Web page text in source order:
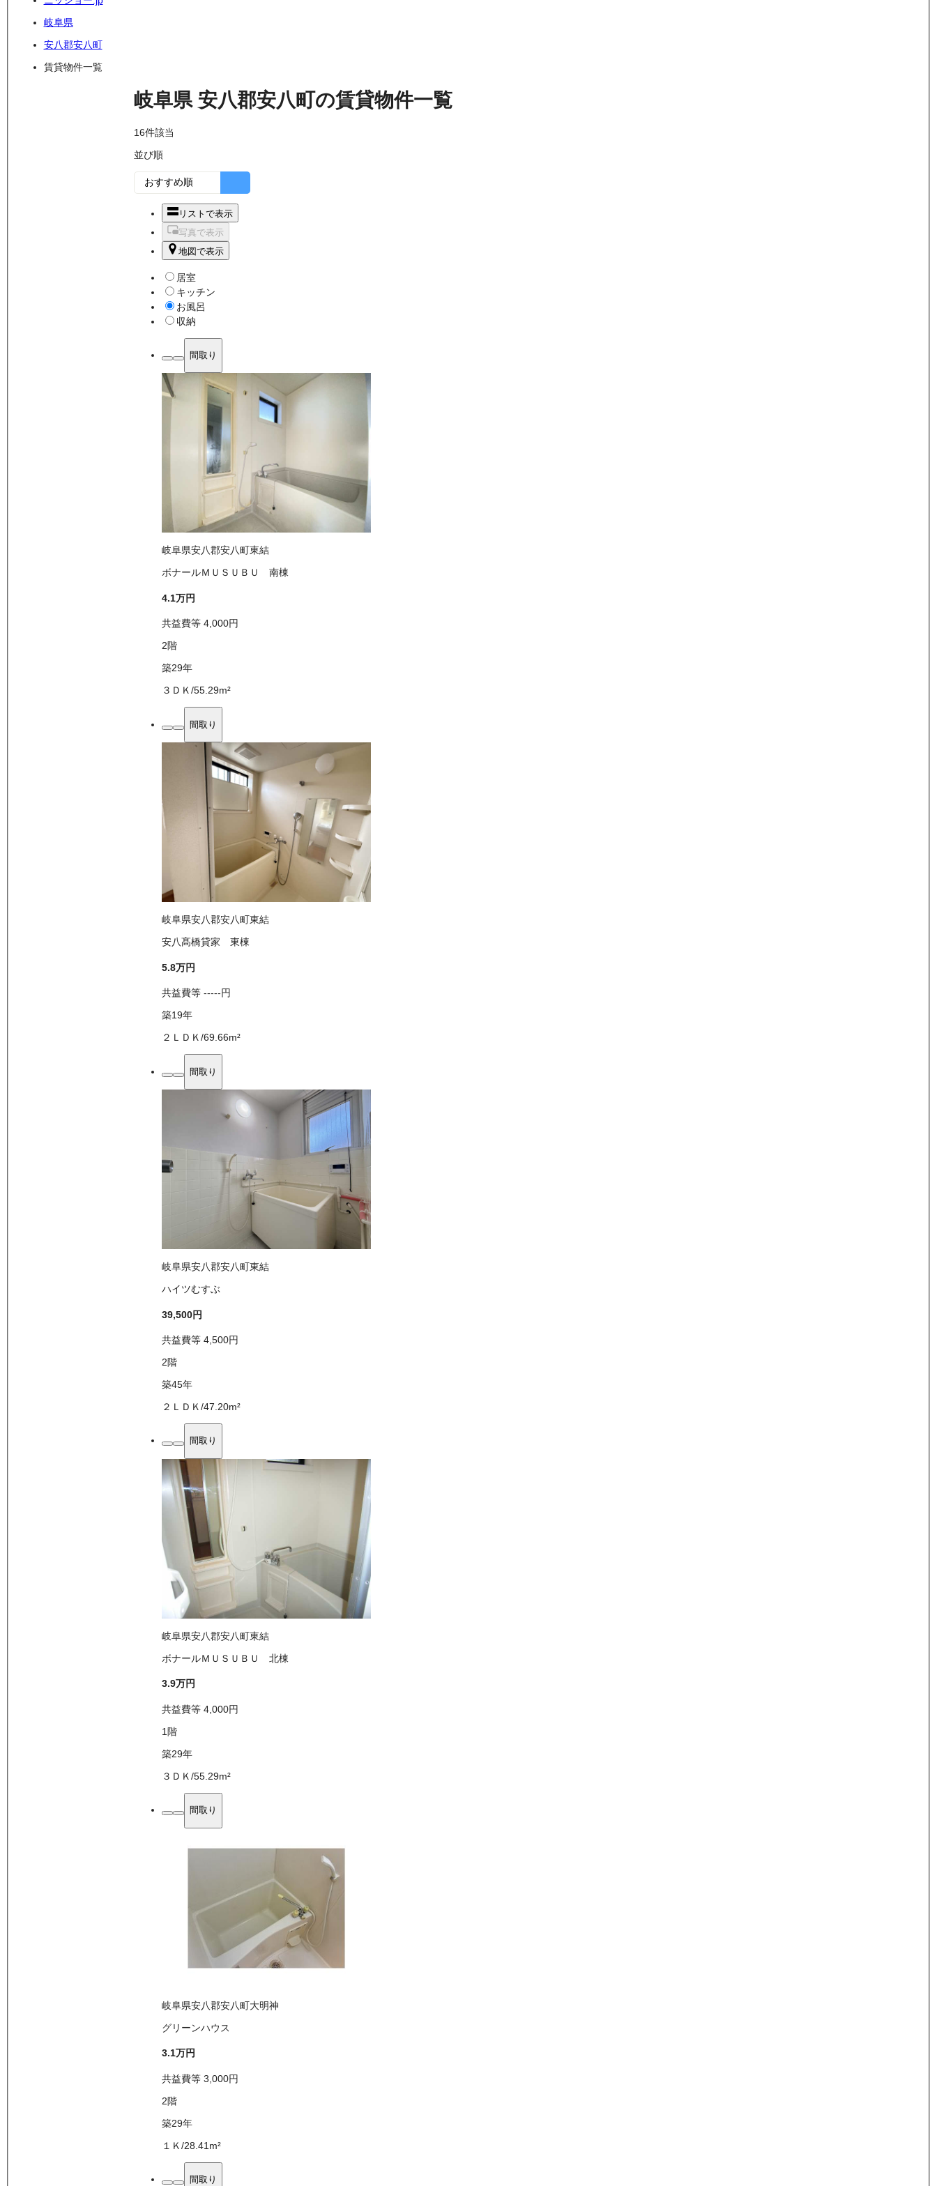
岐阜県
安八郡安八町
賃貸物件一覧
岐阜県 安八郡安八町の賃貸物件一覧
16件該当
並び順
リストで表示
写真で表示
地図で表示
居室
キッチン
お風呂
収納
間取り
岐阜県安八郡安八町東結
ボナールＭＵＳＵＢＵ 南棟
4.1万円
共益費等 4,000円
2階
築29年
３ＤＫ/55.29m²
間取り
岐阜県安八郡安八町東結
安八髙橋貸家 東棟
5.8万円
共益費等 -----円
築19年
２ＬＤＫ/69.66m²
間取り
岐阜県安八郡安八町東結
ハイツむすぶ
39,500円
共益費等 4,500円
2階
築45年
２ＬＤＫ /47.20m²
間取り
岐阜県安八郡安八町東結
ボナールＭＵＳＵＢＵ 北棟
3.9万円
共益費等 4,000円
1 階
築29年
３ＤＫ /55.29m²
間取り
岐阜県安八郡安八町大明神
グリーンハウス
3.1万円
共益費等 3,000円
2階
築29年
１Ｋ /28.41 m²
間取り